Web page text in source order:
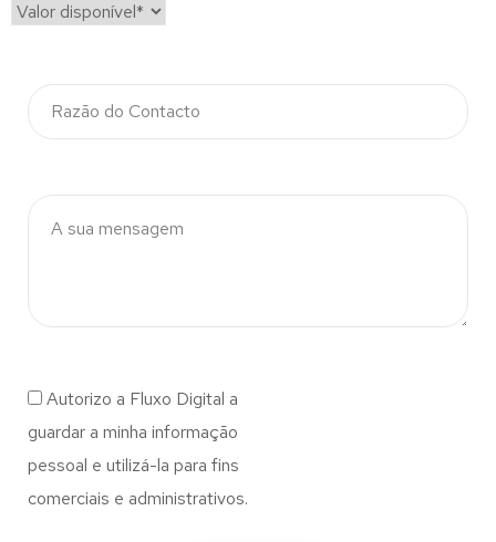
Autorizo a Fluxo Digital a
guardar a minha informação
pessoal e utilizá-la para fins
comerciais e administrativos.